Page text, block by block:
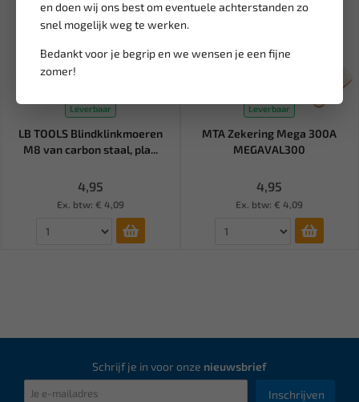
en doen wij ons best om eventuele achterstanden zo
snel mogelijk weg te werken.
Bedankt voor je begrip en we wensen je een fijne
zomer!
Leverbaar
LB TOOLS Blindklinkmoeren
M8 van carbon staal, pla...
4,95
Ex. btw: € 4,09
Leverbaar
MTA Zekering Mega 300A
MEGAVAL300
4,95
Ex. btw: € 4,09
Schrijf je in voor onze nieuwsbrief
Inschrijven